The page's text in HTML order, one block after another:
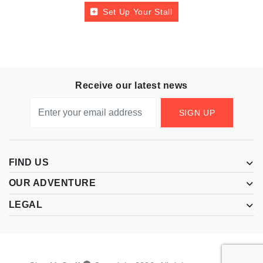
Set Up Your Stall
Receive our latest news
SIGN UP
FIND US
OUR ADVENTURE
LEGAL